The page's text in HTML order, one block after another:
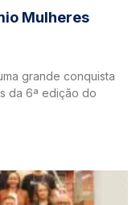
Mulheres
grande conquista
da 6ª edição do